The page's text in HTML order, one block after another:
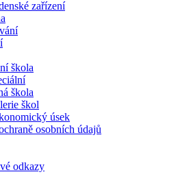
zařízení
škola
škola
škol
úsek
osobních údajů
odkazy